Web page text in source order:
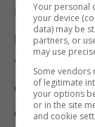
Per
possono
versati a
contestuale
Your personal
your device
data) may be
partners, or
may use
Some
of legitimate
your options
or in the site
and cookie